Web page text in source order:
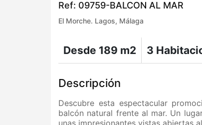
Ref: 09759-BALCON AL MAR
El Morche. Lagos, Málaga
Desde 189 m2 3
Descripción
Descubre esta espectacular
balcón natural frente al mar. Un
unas impresionantes vistas abiertas